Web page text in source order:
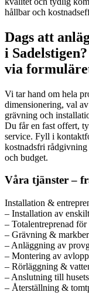
hållbar och
Dags att
i
via
Vi tar hand om hela
dimensionering, val
grävning och
Du får en fast offert,
service. Fyll i
kostnadsfri
och budget.
Våra tjänster –
Installation &
– Installation av
– Totalentreprenad
– Grävning &
– Anläggning av
– Montering av
– Rörläggning &
– Anslutning till
– Återställning &